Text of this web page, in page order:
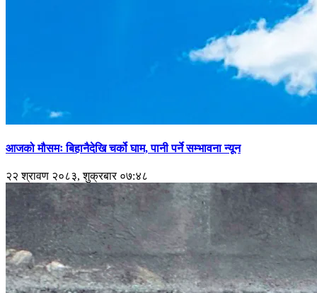
आजको मौसमः बिहानैदेखि चर्को घाम, पानी पर्ने सम्भावना न्यून
२२ श्रावण २०८३, शुक्रबार ०७:४८